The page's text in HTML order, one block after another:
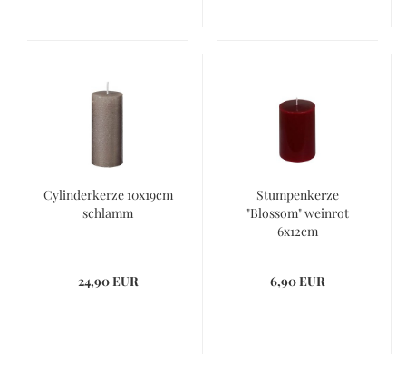
Cylinderkerze 10x19cm
schlamm
24,90 EUR
Stumpenkerze
"Blossom" weinrot
6x12cm
6,90 EUR